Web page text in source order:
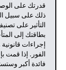
قدرتك على
ذلك على سبيل
التأثير على
بطاقتك إلى
إجراءات
الفور. إذا قمت
فائدة أكبر